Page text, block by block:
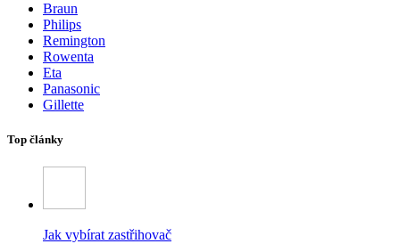
Braun
Philips
Remington
Rowenta
Eta
Panasonic
Gillette
Top články
Jak vybírat zastřihovač